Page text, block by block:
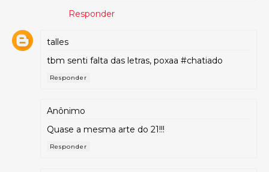
Responder
talles
tbm senti falta das letras, poxaa #chatiado
Responder
Anônimo
Quase a mesma arte do 21!!!
Responder